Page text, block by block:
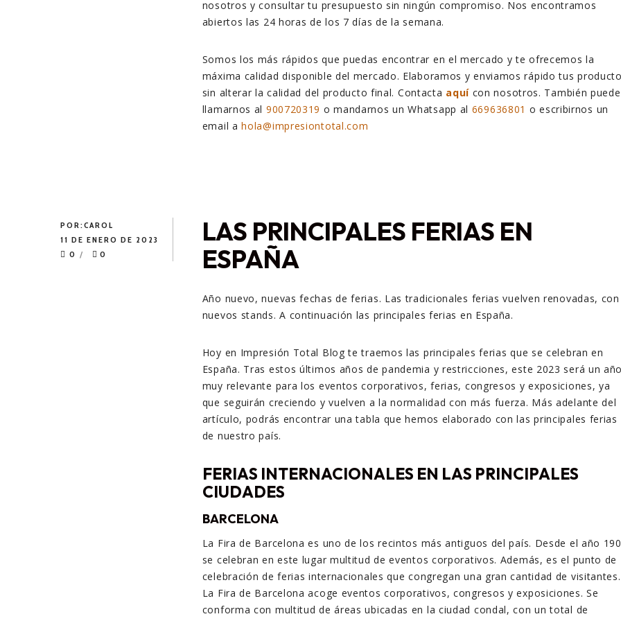
nosotros y consultar tu presupuesto sin ningún compromiso. Nos encontramos
abiertos las 24 horas de los 7 días de la semana.
Somos los más rápidos que puedas encontrar en el mercado y te ofrecemos la
máxima calidad disponible del mercado. Elaboramos y enviamos rápido tus
sin alterar la calidad del producto final. Contacta aquícon nosotros. También
llamarnos al 900720319 o mandarnos un Whatsapp al 669636801 o escribirnos un
email ahola@impresiontotal.com
POR:CAROL
11 DE ENERO DE 2023
0
0
LAS PRINCIPALES FERIAS EN
ESPAÑA
Año nuevo, nuevas fechas de ferias. Las tradicionales ferias vuelven renovadas, con
nuevos stands. A continuación las principales ferias en España.
Hoy en Impresión Total Blog te traemos las principales ferias que se celebran en
España. Tras estos últimos años de pandemia y restricciones, este 2023 será un
muy relevante para los eventos corporativos, ferias, congresos y exposiciones, ya
que seguirán creciendo y vuelven a la normalidad con más fuerza. Más adelante del
artículo, podrás encontrar una tabla que hemos elaborado con las principales ferias
de nuestro país.
FERIAS INTERNACIONALES EN LAS PRINCIPALES
CIUDADES
BARCELONA
La Fira de Barcelona es uno de los recintos más antiguos del país. Desde el año
se celebran en este lugar multitud de eventos corporativos. Además, es el punto de
celebración de ferias internacionales que congregan una gran cantidad de visitantes.
La Fira de Barcelona acoge eventos corporativos, congresos y exposiciones. Se
conforma con multitud de áreas ubicadas en la ciudad condal, con un total de